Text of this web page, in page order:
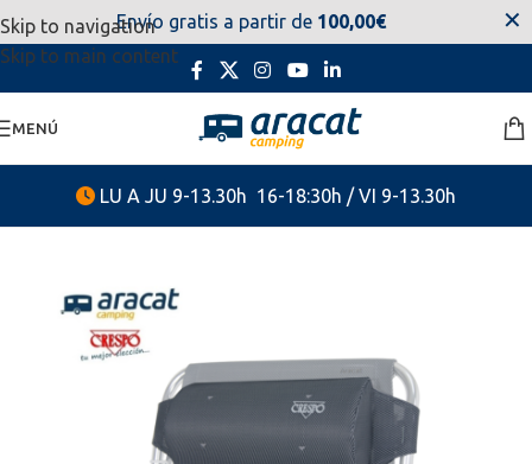
Skip to navigation
Skip to main content
estaremos disponibles. Disculpen las molestias.
MENÚ
LU A JU 9-13.30h 16-18:30h / VI 9-13.30h
Envío gratis a partir de 100,00€ ✕